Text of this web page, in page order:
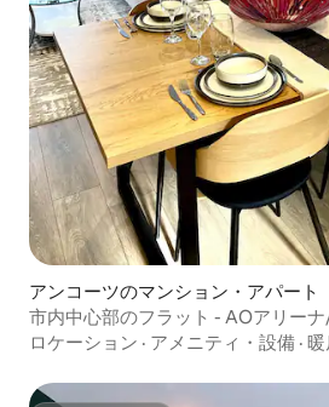
アンコーツのマンション・アパート
市内中心部のフラット - AOアリー
ィクトリア
ロケーション · アメニティ・設備 ·